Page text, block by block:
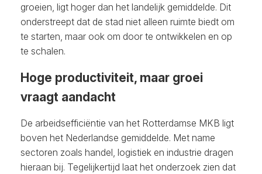
groeien, ligt hoger dan het landelijk gemiddelde. Dit
onderstreept dat de stad niet alleen ruimte biedt om
te starten, maar ook om door te ontwikkelen en op
te schalen.
Hoge productiviteit, maar groei
vraagt aandacht
De arbeidsefficiëntie van het Rotterdamse MKB ligt
boven het Nederlandse gemiddelde. Met name
sectoren zoals handel, logistiek en industrie dragen
hieraan bij. Tegelijkertijd laat het onderzoek zien dat